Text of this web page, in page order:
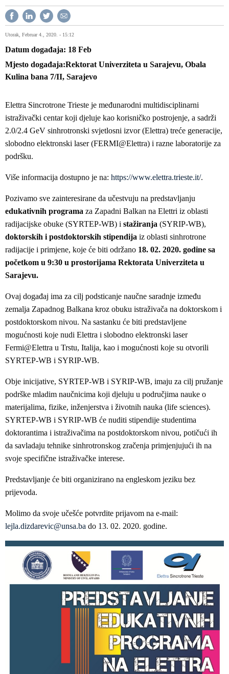
Utorak, Februar 4., 2020. - 15:12
Datum događaja 18 Feb
Mjesto događaja Rektorat Univerziteta u Sarajevu, Obala
Kulina bana 7/II, Sarajevo
Elettra Sincrotrone Trieste je međunarodni multidisciplinarni
istraživački centar koji djeluje kao korisničko postrojenje, a sadrži
2.0/2.4 GeV sinhrotronski svjetlosni izvor (Elettra) treće generacije,
slobodno elektronski laser (FERMI@Elettra) i razne laboratorije za
podršku.
Više informacija dostupno je na: https://www.elettra.trieste.it/.
Pozivamo sve zainteresirane da učestvuju na predstavljanju
edukativnih programa za Zapadni Balkan na Elettri iz oblasti
radijacijske obuke (SYRTEP-WB) i stažiranja (SYRIP-WB),
doktorskih i postdoktorskih stipendija iz oblasti sinhrotrone
radijacije i primjene, koje će biti održano 18. 02. 2020. godine sa
početkom u 9:30 u prostorijama Rektorata Univerziteta u
Sarajevu.
Ovaj događaj ima za cilj podsticanje naučne saradnje između
zemalja Zapadnog Balkana kroz obuku istraživača na doktorskom i
postdoktorskom nivou. Na sastanku će biti predstavljene
mogućnosti koje nudi Elettra i slobodno elektronski laser
Fermi@Elettra u Trstu, Italija, kao i mogućnosti koje su otvorili
SYRTEP-WB i SYRIP-WB.
Obje inicijative, SYRTEP-WB i SYRIP-WB, imaju za cilj pružanje
podrške mladim naučnicima koji djeluju u područjima nauke o
materijalima, fizike, inženjerstva i životnih nauka (life sciences).
SYRTEP-WB i SYRIP-WB će nuditi stipendije studentima
doktorantima i istraživačima na postdoktorskom nivou, potičući ih
da savladaju tehnike sinhrotronskog zračenja primjenjujući ih na
svoje specifične istraživačke interese.
Predstavljanje će biti organizirano na engleskom jeziku bez
prijevoda.
Molimo da svoje učešće potvrdite prijavom na e-mail:
lejla.dizdarevic@unsa.ba do 13. 02. 2020. godine.